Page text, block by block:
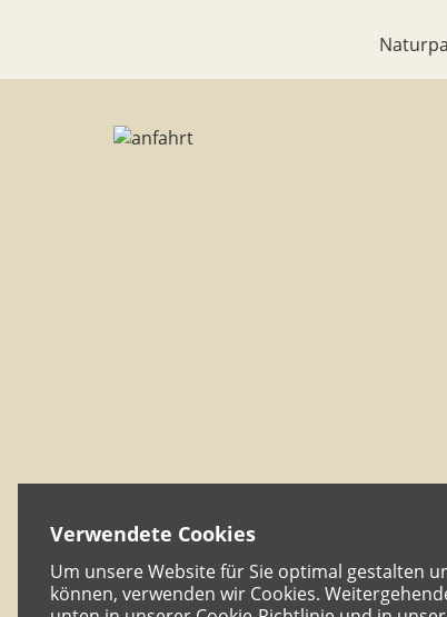
Verwendete Cookies
Um unsere Website für Sie optimal gestalten
können, verwenden wir Cookies.